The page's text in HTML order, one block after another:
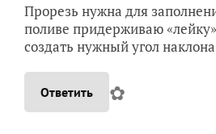
Прорезь нужна для
поливе придерживаю
создать нужный угол
Ответить ✿